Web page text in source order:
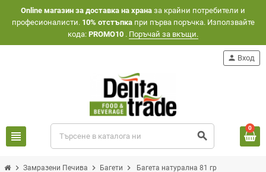
Оnline магазин за доставка на храна за крайни потребители и
професионалисти. 10% отстъпкапри първа поръчка. Използвайте
кода: PROMO10 . Поръчай за вкъщи.
view_headline search
person Вход
0
chevron_right Замразени Печива chevron_right Багети chevron_right Багета натурална 81 гр